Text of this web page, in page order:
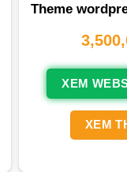
Theme
XEM
XEM